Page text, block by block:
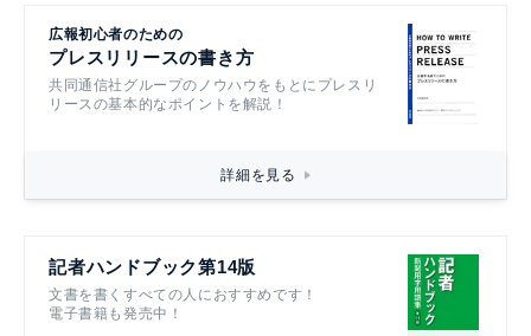
広報初心者のための
プレスリリースの書き方
共同通信社グループのノウハウをもとにプレスリ
リースの基本的なポイントを解説！
詳細を見る
記者ハンドブック第14版
文書を書くすべての人におすすめです！
電子書籍も発売中！